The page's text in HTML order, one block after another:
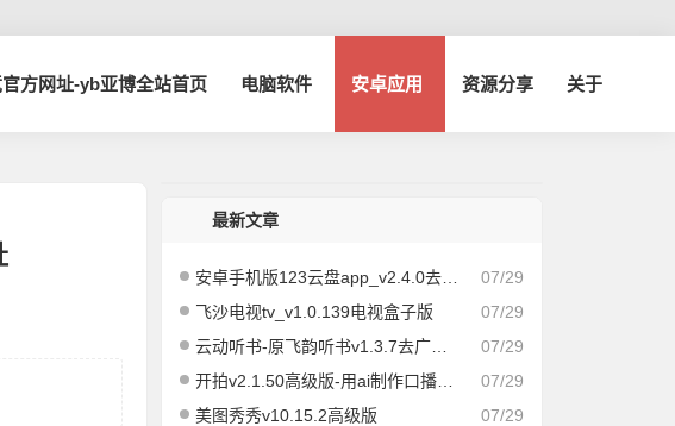
方网址-yb亚博全站首页 电脑软件 安卓应用 资源分享 关于
最新文章
07/29
安卓手机版123云盘app_v2.4.0去广告版
07/29
飞沙电视tv_v1.0.139电视盒子版
07/29
云动听书-原飞韵听书v1.3.7去广告纯净版/海量资源
07/29
开拍v2.1.50高级版-用ai制作口播视频
07/29
美图秀秀v10.15.2高级版